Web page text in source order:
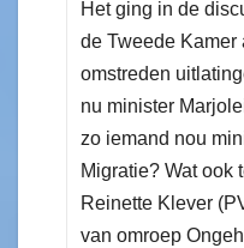
Het ging in de
de Tweede Kamer
omstreden
nu minister
zo iemand nou
Migratie? Wat ook
Reinette Klever
van omroep